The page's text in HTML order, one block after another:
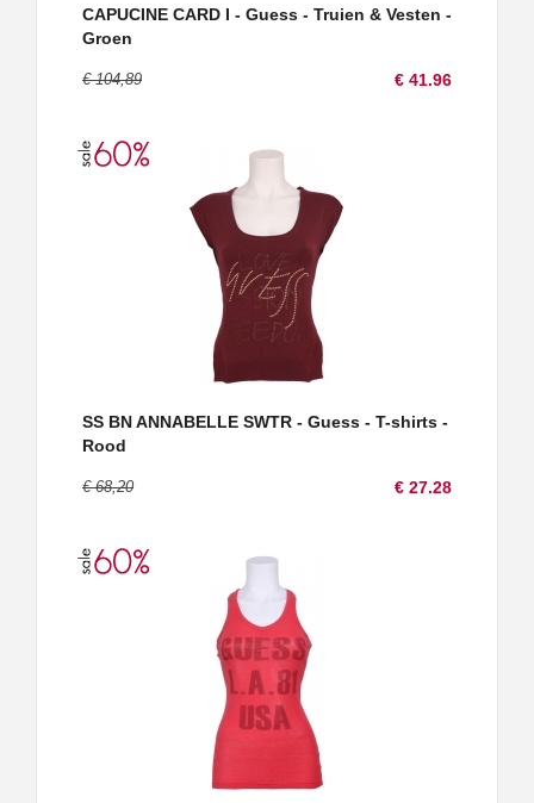
CAPUCINE CARD I - Guess - Truien & Vesten -
Groen
€ 104,89 € 41.96
SS BN ANNABELLE SWTR - Guess - T-shirts -
Rood
€ 68,20 € 27.28